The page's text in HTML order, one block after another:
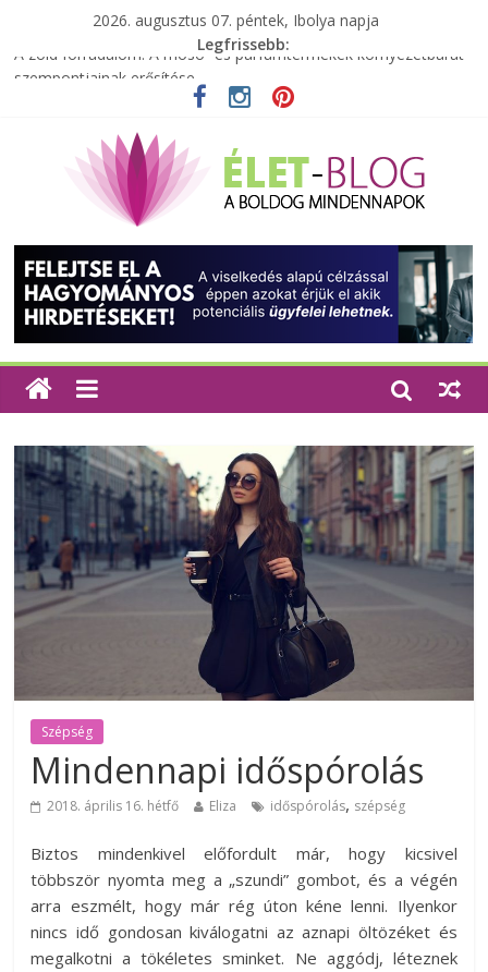
2026. augusztus 07. péntek, Ibolya napja
Legfrissebb:
A zöld forradalom: A mosó- és parfümtermékek környezetbarát
szempontjainak erősítése
Elérhető zöld energia mindenki számára
Tartalék ajándék, amit szívesen megtartasz magadnak
Különleges tömörfa ládák Indiából
Szépség
Mindennapi időspórolás
2018. április 16. hétfő Eliza időspórolás, szépség
Biztos mindenkivel előfordult már, hogy kicsivel
többször nyomta meg a „szundi” gombot, és a végén
arra eszmélt, hogy már rég úton kéne lenni. Ilyenkor
nincs idő gondosan kiválogatni az aznapi öltözéket és
megalkotni a tökéletes sminket. Ne aggódj, léteznek